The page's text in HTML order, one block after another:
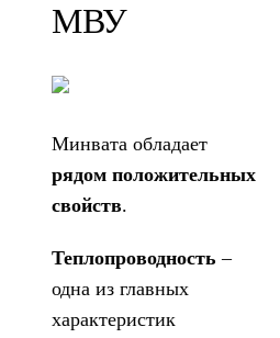
МВУ
Минвата обладает
рядом положительных
свойств.
Теплопроводность –
одна из главных
характеристик